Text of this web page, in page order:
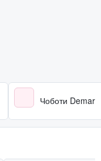
Чоботи Demar